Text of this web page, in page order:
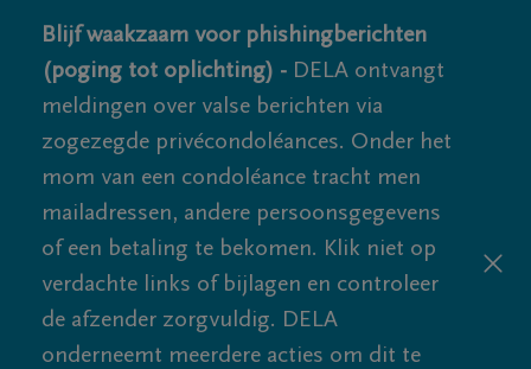
Blijf waakzaam voor phishingberichten
(poging tot oplichting) - DELA ontvangt
meldingen over valse berichten via
zogezegde privécondoléances. Onder het
mom van een condoléance tracht men
mailadressen, andere persoonsgegevens
of een betaling te bekomen. Klik niet op
verdachte links of bijlagen en controleer
de afzender zorgvuldig. DELA
onderneemt meerdere acties om dit te